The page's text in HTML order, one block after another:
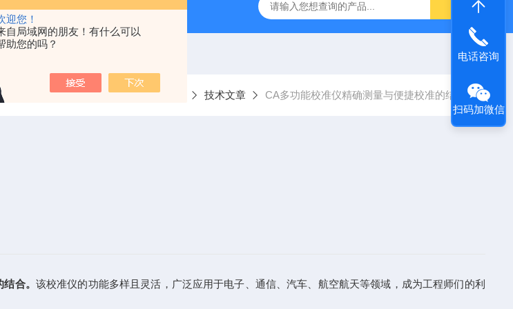
迎您！
自局域网的朋友！有什么可以
助您的吗？
分析仪 C.A6292法国CA大电流微欧计 E27法国CA交直流电流钳
当前位置： 技术文章 CA多功能校准仪精确测量与便捷校准的结合
合。 该校准仪的功能多样且灵活，广泛应用于电子、通信、汽车、航空航天等领域，成为工程师们的利
电话咨询
扫码加微信